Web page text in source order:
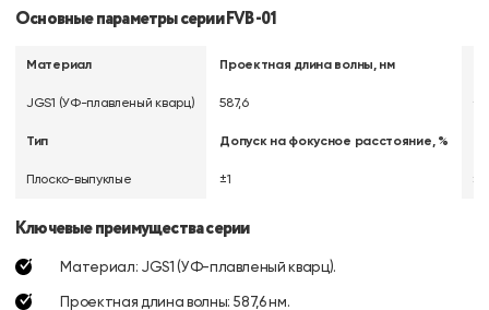
Основные параметры серии FVB-01
Материал
JGS1 (УФ-плавленый кварц)
Тип
Плоско-выпуклые
Проектная длина волны, нм
587,6
Допуск на фокусное расстояние, %
±1
Ключевые преимущества серии
Материал: JGS1 (УФ-плавленый кварц).
Проектная длина волны: 587,6 нм.